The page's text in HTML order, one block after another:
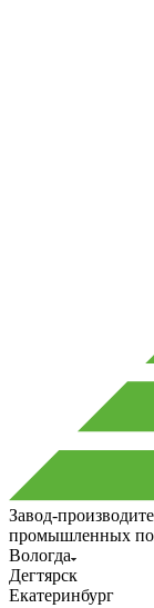
Завод-
промышленных
Вологда
Дегтярск
Екатеринбург